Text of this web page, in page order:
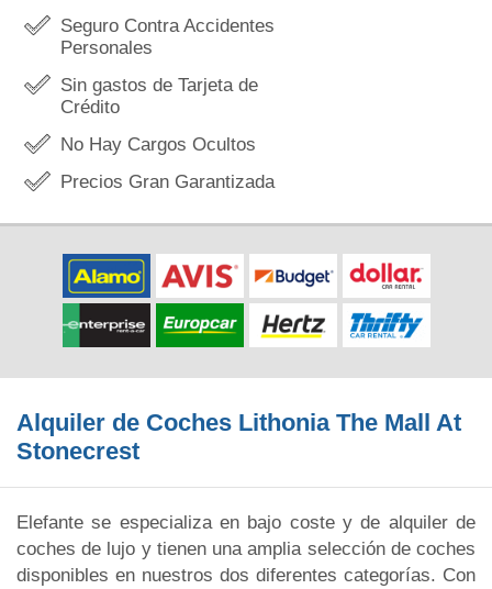
Seguro Contra Accidentes
Personales
Sin gastos de Tarjeta de
Crédito
No Hay Cargos Ocultos
Precios Gran Garantizada
Alquiler de Coches Lithonia The Mall At
Stonecrest
Elefante se especializa en bajo coste y de alquiler de
coches de lujo y tienen una amplia selección de coches
disponibles en nuestros dos diferentes categorías. Con